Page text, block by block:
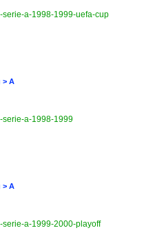
serie-a-1998-1999-uefa-cup
> A
serie-a-1998-1999
> A
serie-a-1999-2000-playoff